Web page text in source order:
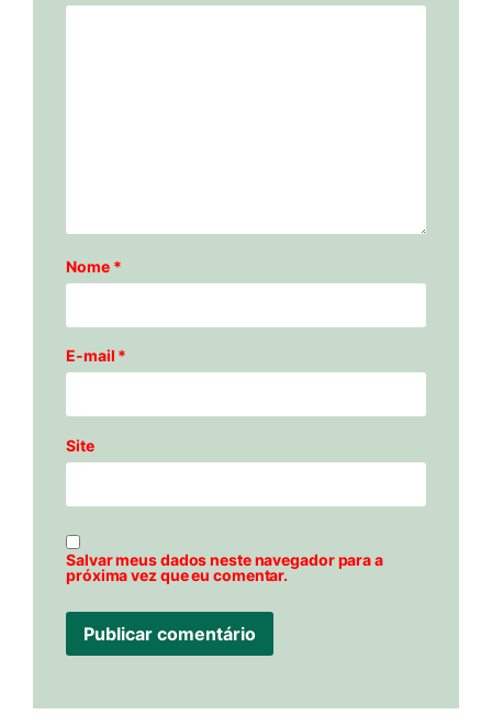
Nome *
E-mail *
Site
Salvar meus dados neste navegador para a
próxima vez que eu comentar.